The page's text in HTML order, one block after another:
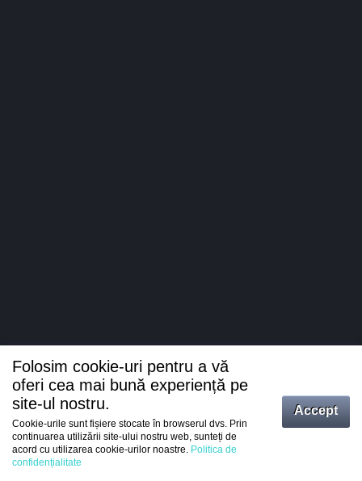
Intrați
Folosim cookie-uri pentru a vă
oferi cea mai bună experiență pe
site-ul nostru.
Cookie-urile sunt fișiere stocate în browserul dvs. Prin
continuarea utilizării site-ului nostru web, sunteți de
acord cu utilizarea cookie-urilor noastre. Politica de
confidențialitate
Accept